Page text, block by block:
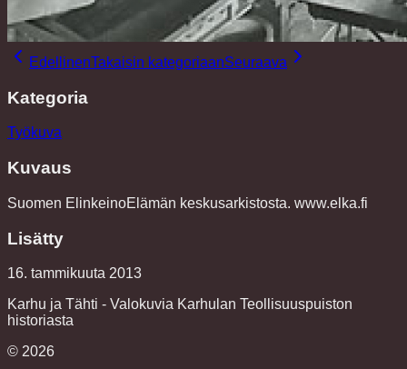
EdellinenTakaisin kategoriaanSeuraava
Kategoria
Työkuva
Kuvaus
Suomen ElinkeinoElämän keskusarkistosta. www.elka.fi
Lisätty
16. tammikuuta 2013
Karhu ja Tähti - Valokuvia Karhulan Teollisuuspuiston
historiasta
© 2026